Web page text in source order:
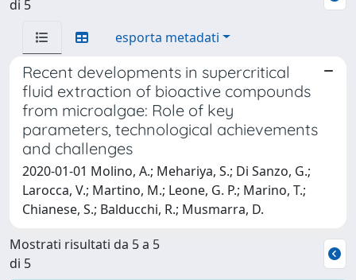
di 5
esporta metadati
Recent developments in supercritical
fluid extraction of bioactive compounds
from microalgae: Role of key
parameters, technological achievements
and challenges
2020-01-01 Molino, A.; Mehariya, S.; Di Sanzo, G.;
Larocca, V.; Martino, M.; Leone, G. P.; Marino, T.;
Chianese, S.; Balducchi, R.; Musmarra, D.
Mostrati risultati da 5 a 5
di 5